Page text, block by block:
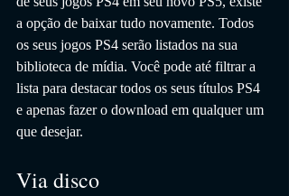
a opção de baixar tudo novamente. Todos
os seus jogos PS4 serão listados na sua
biblioteca de mídia. Você pode até filtrar a
lista para destacar todos os seus títulos PS4
e apenas fazer o download em qualquer um
que desejar.
Via disco